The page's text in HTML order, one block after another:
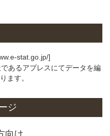
stat.go.jp/]
あるアプレスにてデータを編
ます。
ジ
向け